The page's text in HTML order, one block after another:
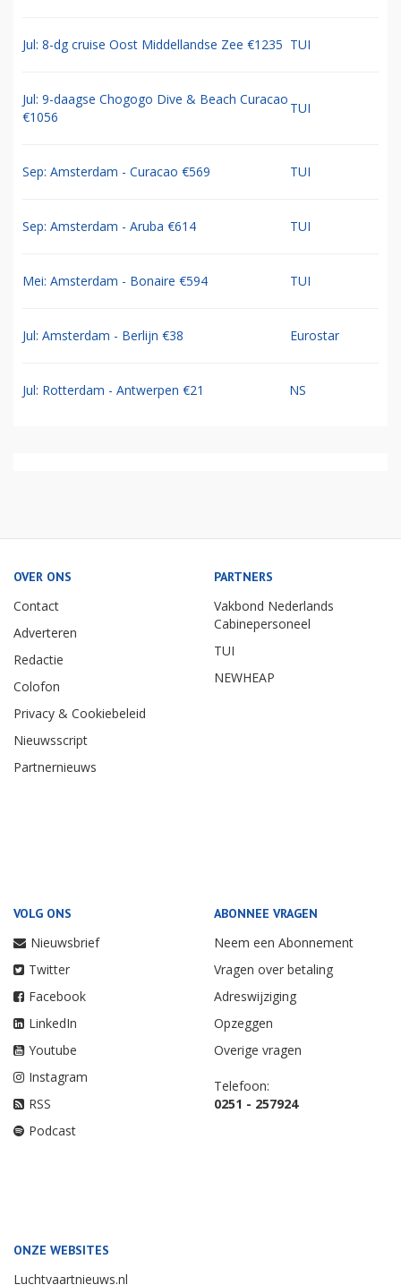
Jul: 8-dg cruise Oost Middellandse Zee €1235 TUI
Jul: 9-daagse Chogogo Dive & Beach Curacao
€1056
TUI
Sep: Amsterdam - Curacao €569 TUI
Sep: Amsterdam - Aruba €614 TUI
Mei: Amsterdam - Bonaire €594 TUI
Jul: Amsterdam - Berlijn €38 Eurostar
Jul: Rotterdam - Antwerpen €21 NS
OVER ONS
Contact
Adverteren
Redactie
Colofon
Privacy & Cookiebeleid
Nieuwsscript
Partnernieuws
PARTNERS
Vakbond Nederlands
Cabinepersoneel
TUI
NEWHEAP
VOLG ONS
Nieuwsbrief
Twitter
Facebook
LinkedIn
Youtube
Instagram
RSS
Podcast
ABONNEE VRAGEN
Neem een Abonnement
Vragen over betaling
Adreswijziging
Opzeggen
Overige vragen
Telefoon:
0251 - 257924
ONZE WEBSITES
Luchtvaartnieuws.nl